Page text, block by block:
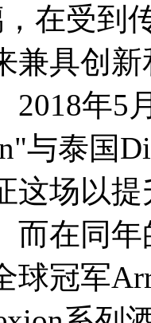
，在受到
兼具创
2018年5
与泰国
这场以
而在同年
球冠军